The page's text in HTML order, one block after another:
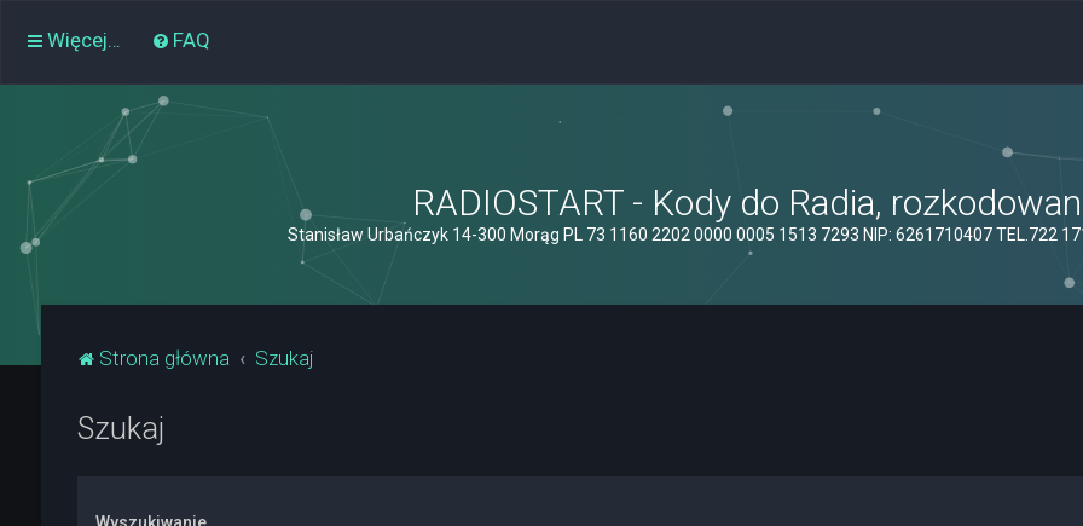
Więcej… FAQ
RADIOSTART - Kody do Radia,
Stanisław Urbańczyk 14-300 Morąg PL 73 1160 2202 0000 0005 1513 7293 NIP: 6261710407 TEL.722
Strona główna Szukaj
Szukaj